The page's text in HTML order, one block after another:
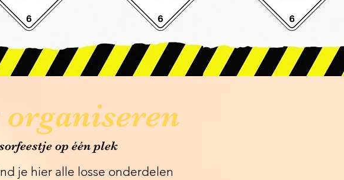
op één plek
je hier alle losse onderdelen